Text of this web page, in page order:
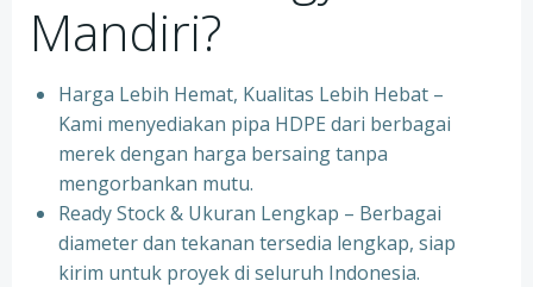
Mandiri?
Harga Lebih Hemat, Kualitas Lebih Hebat –
Kami menyediakan pipa HDPE dari berbagai
merek dengan harga bersaing tanpa
mengorbankan mutu.
Ready Stock & Ukuran Lengkap – Berbagai
diameter dan tekanan tersedia lengkap, siap
kirim untuk proyek di seluruh Indonesia.